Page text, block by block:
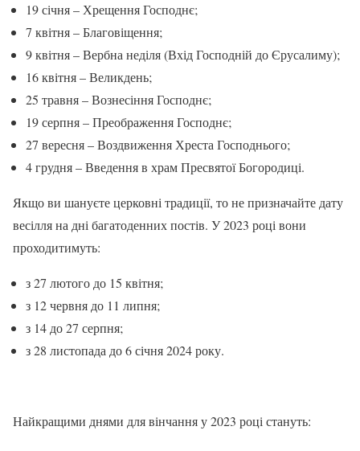
19 січня – Хрещення Господнє;
7 квітня – Благовіщення;
9 квітня – Вербна неділя (Вхід Господній до Єрусалиму);
16 квітня – Великдень;
25 травня – Вознесіння Господнє;
19 серпня – Преображення Господнє;
27 вересня – Воздвиження Хреста Господнього;
4 грудня – Введення в храм Пресвятої Богородиці.
Якщо ви шануєте церковні традиції, то не призначайте дату
весілля на дні багатоденних постів. У 2023 році вони
проходитимуть:
з 27 лютого до 15 квітня;
з 12 червня до 11 липня;
з 14 до 27 серпня;
з 28 листопада до 6 січня 2024 року.
Найкращими днями для вінчання у 2023 році стануть: